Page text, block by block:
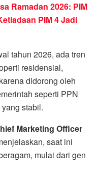
Ramadan 2026: PIM
PIM 4 Jadi
tahun 2026, ada tren
residensial,
didorong oleh
seperti PPN
stabil.
Marketing Officer
saat ini
mulai dari gen